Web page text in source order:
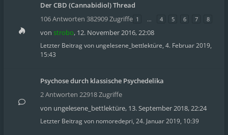
Der CBD (Cannabidiol) Thread
106 Antworten 382909 Zugriffe 1 … 4 5 6 7 8
von strobo, 12. November 2016, 22:08
Letzter Beitrag von ungelesene_bettlektüre, 4. Februar 2019,
15:43
Psychose durch klassische Psychedelika
2 Antworten 22918 Zugriffe
von ungelesene_bettlektüre, 13. September 2018, 22:24
Letzter Beitrag von nomoredepri, 24. Januar 2019, 10:39